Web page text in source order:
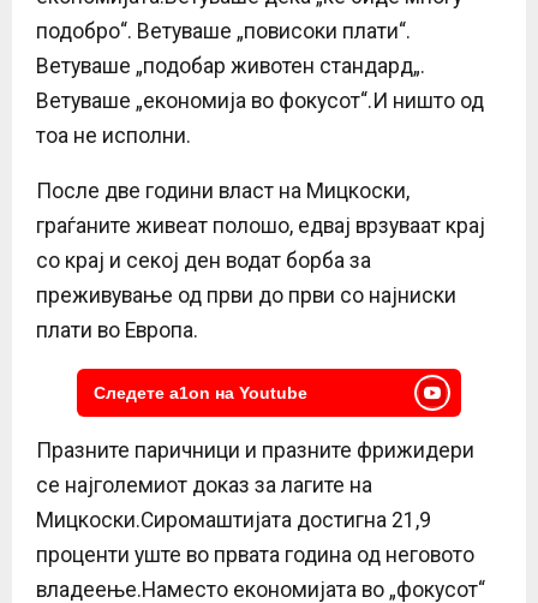
подобро“. Ветуваше „повисоки плати“.
Ветуваше „подобар животен стандард„.
Ветуваше „економија во фокусот“.И ништо од
тоа не исполни.
После две години власт на Мицкоски,
граѓаните живеат полошо, едвај врзуваат крај
со крај и секој ден водат борба за
преживување од први до први со најниски
плати во Европа.
Следете a1on на Youtube
Празните паричници и празните фрижидери
се најголемиот доказ за лагите на
Мицкоски.Сиромаштијата достигна 21,9
проценти уште во првата година од неговото
владеење.Наместо економијата во „фокусот“